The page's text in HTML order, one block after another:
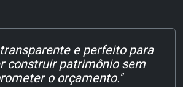
e perfeito para
construir patrimônio sem
o orçamento."